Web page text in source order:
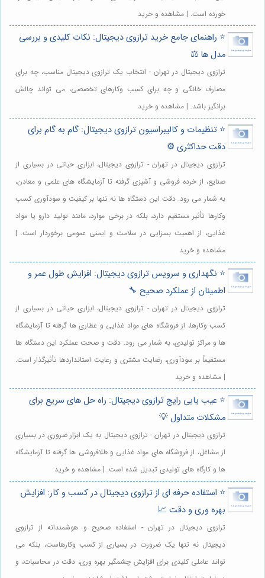
خورده است. | مشاهده و خرید
⭐️ راهنمای جامع خرید ترازوی دیجیتال: نکات کلیدی و بررسی
مدل ها ⚖️
ترازوی دیجیتال در تهران - انتخاب یک ترازوی دیجیتال مناسب، چه برای
مصارف خانگی و چه برای کسب وکارهای تخصصی، می تواند چالش
برانگیز باشد. | مشاهده و خرید
⭐️ تنظیمات و کالیبراسیون ترازوی دیجیتال: گام به گام برای
دقت حداکثری ⚙️
ترازوی دیجیتال در تهران - ترازوی دیجیتال، ابزاری حیاتی در بسیاری از
صنایع، از خرده فروشی و آشپزی گرفته تا آزمایشگاه های علمی و معادن،
به شمار می رود. دقت این دستگاه ها نه تنها بر کیفیت و سودآوری کسب
وکارها تأثیر مستقیم دارد، بلکه در برخی موارد، مانند تولید دارو یا مواد
غذایی، از اهمیت بسزایی در سلامت و ایمنی عمومی برخوردار است. |
مشاهده و خرید
⭐️ نگهداری و سرویس ترازوی دیجیتال: افزایش طول عمر و
اطمینان از عملکرد صحیح 🔧
ترازوی دیجیتال در تهران - ترازوی دیجیتال، ابزاری حیاتی در بسیاری از
کسب وکارها، از فروشگاه های مواد غذایی و عطاری ها گرفته تا آزمایشگاه
ها و مراکز تولیدی، به شمار می رود. دقت و صحت عملکرد این دستگاه ها
مستقیماً بر سودآوری، رضایت مشتری و رعایت استانداردها تأثیرگذار است.
| مشاهده و خرید
⭐️ عیب یابی رایج ترازوی دیجیتال: راه حل های سریع برای
مشکلات متداول 💡
ترازوی دیجیتال در تهران - ترازوی دیجیتال به یک ابزار ضروری در بسیاری
از مشاغل، از فروشگاه های مواد غذایی و طلافروشی ها گرفته تا آزمایشگاه
ها و کارگاه های تولیدی تبدیل شده است. | مشاهده و خرید
⭐️ استفاده حرفه ای از ترازوی دیجیتال در کسب و کار: افزایش
بهره وری و دقت 📈
ترازوی دیجیتال در تهران - استفاده صحیح و هوشمندانه از ترازوی
دیجیتال نه تنها یک ضرورت در بسیاری از کسب وکارهاست، بلکه می
تواند عاملی کلیدی برای افزایش چشمگیر بهره وری، دقت در محاسبات، و